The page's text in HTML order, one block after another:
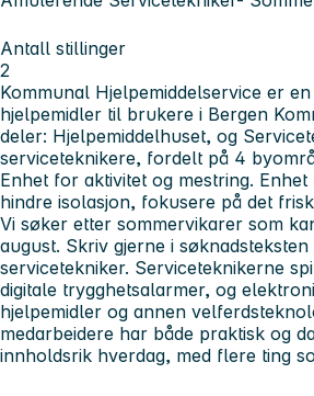
Antall stillinger
2
Kommunal Hjelpemiddelservice er
hjelpemidler til brukere i Bergen
deler: Hjelpemiddelhuset, og
serviceteknikere, fordelt på 4
Enhet for aktivitet og mestring.
hindre isolasjon, fokusere på det
Vi søker etter sommervikarer som
august. Skriv gjerne i
servicetekniker. Serviceteknikerne
digitale trygghetsalarmer, og
hjelpemidler og annen
medarbeidere har både praktisk og
innholdsrik hverdag, med flere ting